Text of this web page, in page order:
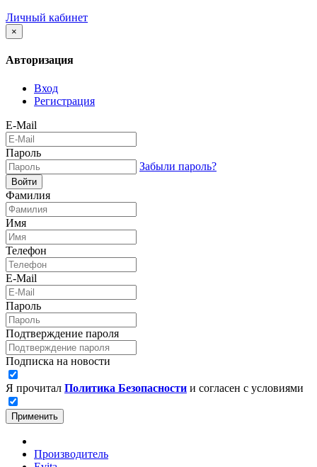
Личный кабинет
×
Авторизация
Вход
Регистрация
E-Mail
Пароль
Забыли пароль?
Войти
Фамилия
Имя
Телефон
E-Mail
Пароль
Подтверждение пароля
Подписка на новости
Я прочитал Политика Безопасности и согласен с условиями
Применить
Производитель